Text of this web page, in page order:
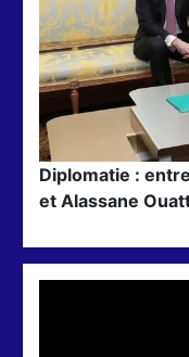
Diplomatie :
et Alassane